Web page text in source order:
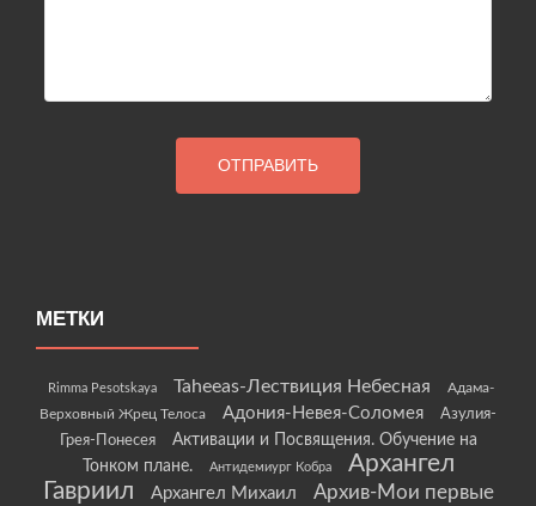
МЕТКИ
Rimma Pesotskaya Taheeas-Лествиция Небесная
Адама-
Верховный Жрец Телоса
Адония-Невея-Соломея
Азулия-
Грея-Понесея
Активации и Посвящения. Обучение на
Тонком плане.
Антидемиург Кобра
Архангел
Гавриил
Архангел Михаил
Архив-Мои первые